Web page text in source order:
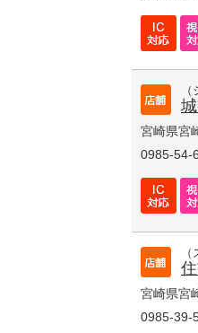
宮崎県宮
0985-54-
宮崎県宮
0985-39-